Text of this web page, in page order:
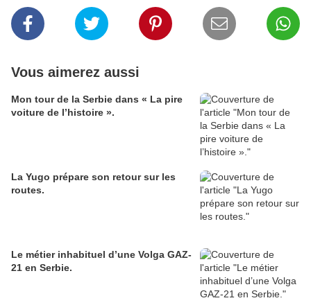
Vous aimerez aussi
Mon tour de la Serbie dans « La pire
voiture de l’histoire ».
La Yugo prépare son retour sur les
routes.
Le métier inhabituel d’une Volga GAZ-
21 en Serbie.